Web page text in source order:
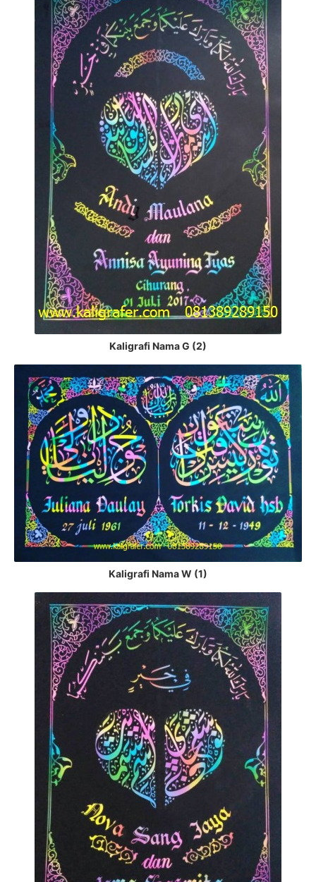
Kaligrafi Nama G (2)
Kaligrafi Nama W (1)